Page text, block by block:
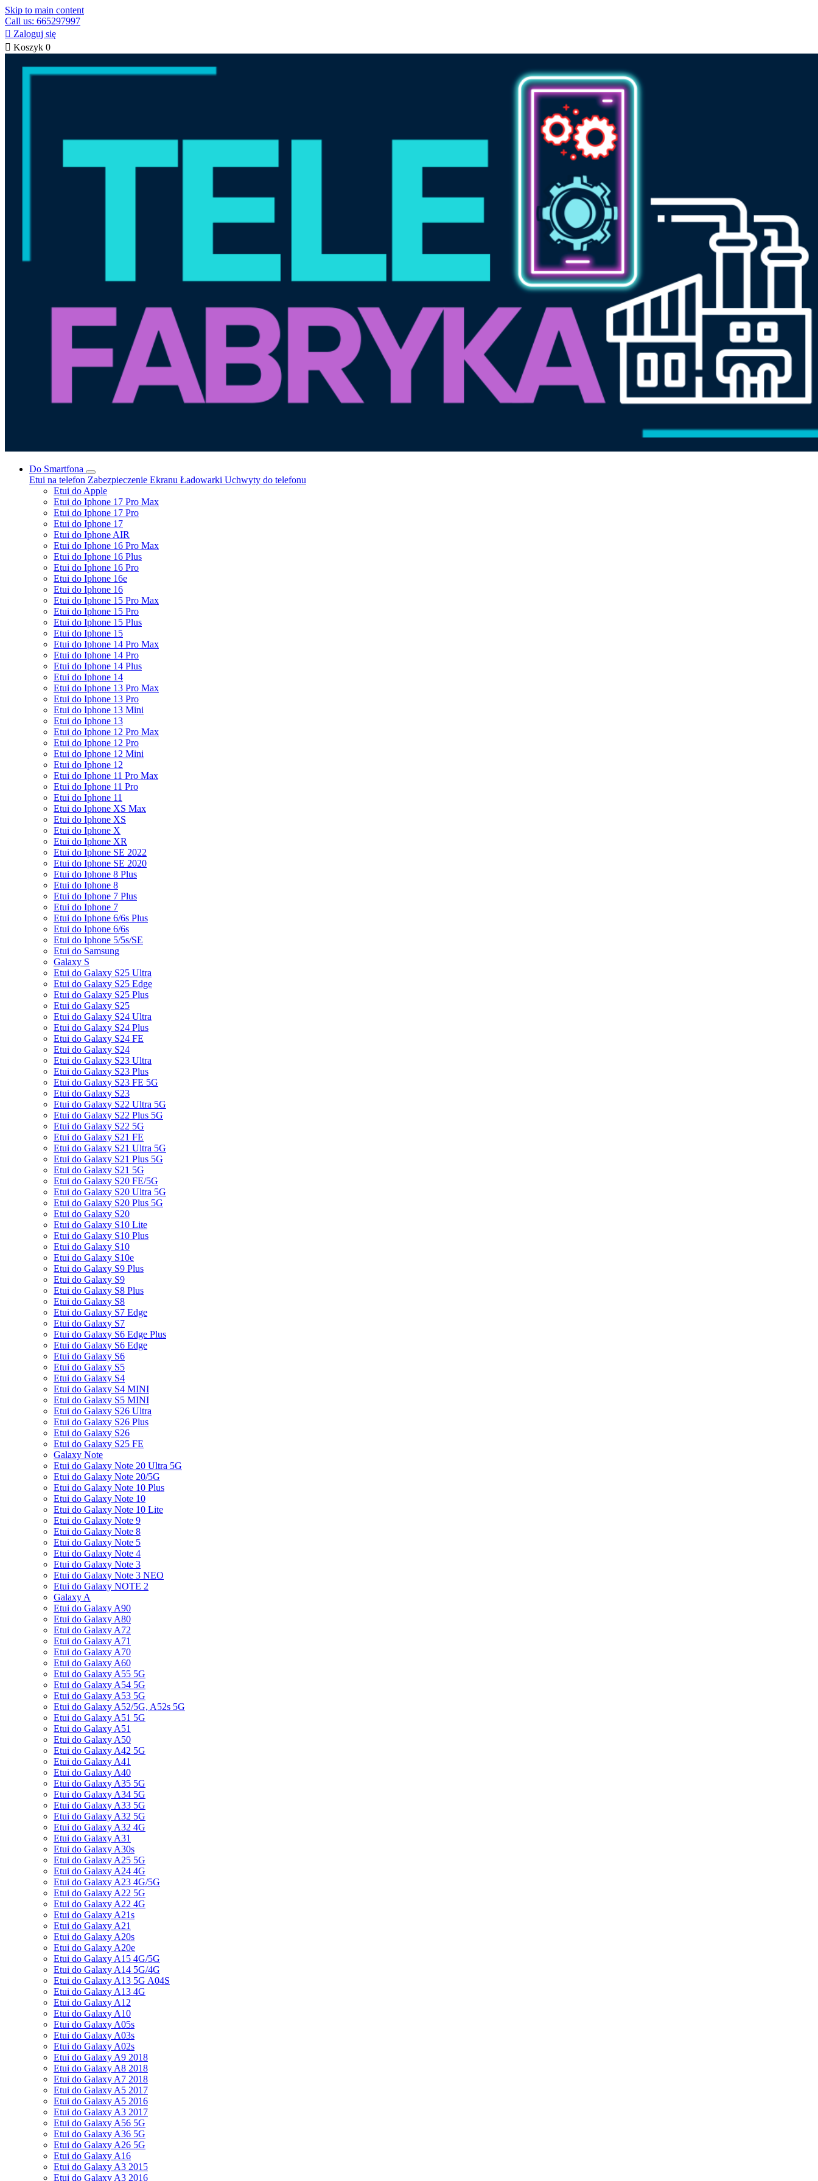
Skip to main content
Call us: 665297997
 Zaloguj się
 Koszyk 0
Do Smartfona
Etui na telefon Zabezpieczenie Ekranu Ładowarki Uchwyty do telefonu
Etui do Apple
Etui do Iphone 17 Pro Max
Etui do Iphone 17 Pro
Etui do Iphone 17
Etui do Iphone AIR
Etui do Iphone 16 Pro Max
Etui do Iphone 16 Plus
Etui do Iphone 16 Pro
Etui do Iphone 16e
Etui do Iphone 16
Etui do Iphone 15 Pro Max
Etui do Iphone 15 Pro
Etui do Iphone 15 Plus
Etui do Iphone 15
Etui do Iphone 14 Pro Max
Etui do Iphone 14 Pro
Etui do Iphone 14 Plus
Etui do Iphone 14
Etui do Iphone 13 Pro Max
Etui do Iphone 13 Pro
Etui do Iphone 13 Mini
Etui do Iphone 13
Etui do Iphone 12 Pro Max
Etui do Iphone 12 Pro
Etui do Iphone 12 Mini
Etui do Iphone 12
Etui do Iphone 11 Pro Max
Etui do Iphone 11 Pro
Etui do Iphone 11
Etui do Iphone XS Max
Etui do Iphone XS
Etui do Iphone X
Etui do Iphone XR
Etui do Iphone SE 2022
Etui do Iphone SE 2020
Etui do Iphone 8 Plus
Etui do Iphone 8
Etui do Iphone 7 Plus
Etui do Iphone 7
Etui do Iphone 6/6s Plus
Etui do Iphone 6/6s
Etui do Iphone 5/5s/SE
Etui do Samsung
Galaxy S
Etui do Galaxy S25 Ultra
Etui do Galaxy S25 Edge
Etui do Galaxy S25 Plus
Etui do Galaxy S25
Etui do Galaxy S24 Ultra
Etui do Galaxy S24 Plus
Etui do Galaxy S24 FE
Etui do Galaxy S24
Etui do Galaxy S23 Ultra
Etui do Galaxy S23 Plus
Etui do Galaxy S23 FE 5G
Etui do Galaxy S23
Etui do Galaxy S22 Ultra 5G
Etui do Galaxy S22 Plus 5G
Etui do Galaxy S22 5G
Etui do Galaxy S21 FE
Etui do Galaxy S21 Ultra 5G
Etui do Galaxy S21 Plus 5G
Etui do Galaxy S21 5G
Etui do Galaxy S20 FE/5G
Etui do Galaxy S20 Ultra 5G
Etui do Galaxy S20 Plus 5G
Etui do Galaxy S20
Etui do Galaxy S10 Lite
Etui do Galaxy S10 Plus
Etui do Galaxy S10
Etui do Galaxy S10e
Etui do Galaxy S9 Plus
Etui do Galaxy S9
Etui do Galaxy S8 Plus
Etui do Galaxy S8
Etui do Galaxy S7 Edge
Etui do Galaxy S7
Etui do Galaxy S6 Edge Plus
Etui do Galaxy S6 Edge
Etui do Galaxy S6
Etui do Galaxy S5
Etui do Galaxy S4
Etui do Galaxy S4 MINI
Etui do Galaxy S5 MINI
Etui do Galaxy S26 Ultra
Etui do Galaxy S26 Plus
Etui do Galaxy S26
Etui do Galaxy S25 FE
Galaxy Note
Etui do Galaxy Note 20 Ultra 5G
Etui do Galaxy Note 20/5G
Etui do Galaxy Note 10 Plus
Etui do Galaxy Note 10
Etui do Galaxy Note 10 Lite
Etui do Galaxy Note 9
Etui do Galaxy Note 8
Etui do Galaxy Note 5
Etui do Galaxy Note 4
Etui do Galaxy Note 3
Etui do Galaxy Note 3 NEO
Etui do Galaxy NOTE 2
Galaxy A
Etui do Galaxy A90
Etui do Galaxy A80
Etui do Galaxy A72
Etui do Galaxy A71
Etui do Galaxy A70
Etui do Galaxy A60
Etui do Galaxy A55 5G
Etui do Galaxy A54 5G
Etui do Galaxy A53 5G
Etui do Galaxy A52/5G, A52s 5G
Etui do Galaxy A51 5G
Etui do Galaxy A51
Etui do Galaxy A50
Etui do Galaxy A42 5G
Etui do Galaxy A41
Etui do Galaxy A40
Etui do Galaxy A35 5G
Etui do Galaxy A34 5G
Etui do Galaxy A33 5G
Etui do Galaxy A32 5G
Etui do Galaxy A32 4G
Etui do Galaxy A31
Etui do Galaxy A30s
Etui do Galaxy A25 5G
Etui do Galaxy A24 4G
Etui do Galaxy A23 4G/5G
Etui do Galaxy A22 5G
Etui do Galaxy A22 4G
Etui do Galaxy A21s
Etui do Galaxy A21
Etui do Galaxy A20s
Etui do Galaxy A20e
Etui do Galaxy A15 4G/5G
Etui do Galaxy A14 5G/4G
Etui do Galaxy A13 5G A04S
Etui do Galaxy A13 4G
Etui do Galaxy A12
Etui do Galaxy A10
Etui do Galaxy A05s
Etui do Galaxy A03s
Etui do Galaxy A02s
Etui do Galaxy A9 2018
Etui do Galaxy A8 2018
Etui do Galaxy A7 2018
Etui do Galaxy A5 2017
Etui do Galaxy A5 2016
Etui do Galaxy A3 2017
Etui do Galaxy A56 5G
Etui do Galaxy A36 5G
Etui do Galaxy A26 5G
Etui do Galaxy A16
Etui do Galaxy A3 2015
Etui do Galaxy A3 2016